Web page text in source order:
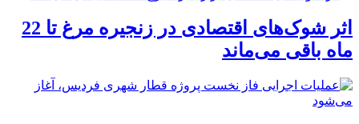
اثر شوک‌های اقتصادی در زنجیره مرغ تا 22
ماه باقی می‌ماند